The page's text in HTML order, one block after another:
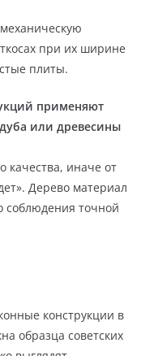
при их ширине
плиты.
применяют
или древесины
качества, иначе от
Дерево материал
соблюдения точной
конструкции в
образца советских